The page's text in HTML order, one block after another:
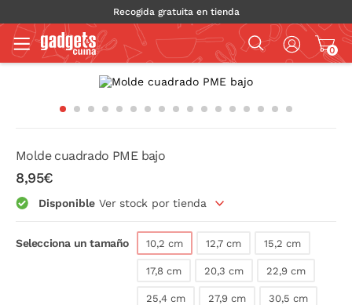
Recogida gratuita en tienda
0
Molde cuadrado PME bajo
8,95€
Disponible Ver stock por tienda
Selecciona un tamaño 10,2 cm 12,7 cm 15,2 cm
17,8 cm 20,3 cm 22,9 cm
25,4 cm 27,9 cm 30,5 cm